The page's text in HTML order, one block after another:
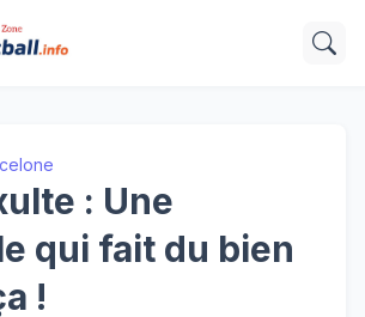
: Une
qui fait du bien
!